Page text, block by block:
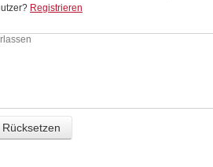
Registrieren